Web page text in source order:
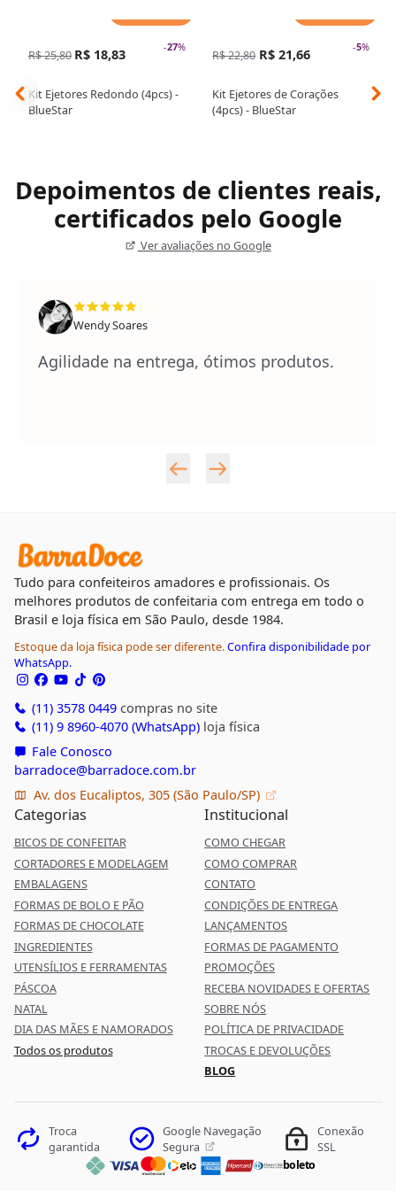
-27%
R$ 25,80 R$ 18,83
Kit Ejetores Redondo (4pcs) -
BlueStar
-5%
R$ 22,80 R$ 21,66
Kit Ejetores de Corações
(4pcs) - BlueStar
Depoimentos de clientes reais,
certificados pelo Google
Ver avaliações no Google
Wendy Soares
Agilidade na entrega, ótimos produtos.
Tudo para confeiteiros amadores e profissionais. Os
melhores produtos de confeitaria com entrega em todo o
Brasil e loja física em São Paulo, desde 1984.
Estoque da loja física pode ser diferente.Confira disponibilidade por
WhatsApp.
(11) 3578 0449compras no site
(11) 9 8960-4070 (WhatsApp)loja física
Fale Conosco
barradoce@barradoce.com.br
Av. dos Eucaliptos, 305 (São Paulo/SP)
Categorias
BICOS DE CONFEITAR
CORTADORES E MODELAGEM
EMBALAGENS
FORMAS DE BOLO E PÃO
FORMAS DE CHOCOLATE
INGREDIENTES
UTENSÍLIOS E FERRAMENTAS
PÁSCOA
NATAL
DIA DAS MÃES E NAMORADOS
Todos os produtos
Institucional
COMO CHEGAR
COMO COMPRAR
CONTATO
CONDIÇÕES DE ENTREGA
LANÇAMENTOS
FORMAS DE PAGAMENTO
PROMOÇÕES
RECEBA NOVIDADES E OFERTAS
SOBRE NÓS
POLÍTICA DE PRIVACIDADE
TROCAS E DEVOLUÇÕES
BLOG
Troca
garantida
Google Navegação
Segura
Conexão
SSL
boleto